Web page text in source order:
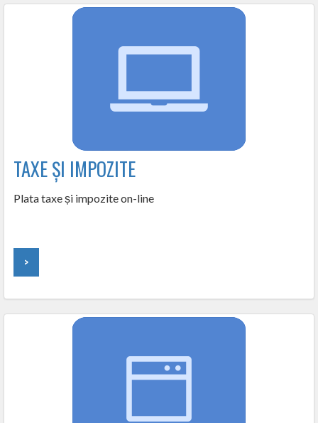
TAXE ȘI IMPOZITE
Plata taxe și impozite on-line
>